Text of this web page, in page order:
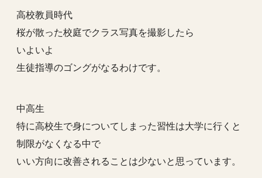
高校教員時代
桜が散った校庭でクラス写真を撮影したら
いよいよ
生徒指導のゴングがなるわけです。
中高生
特に高校生で身についてしまった習性は大学に行くと
制限がなくなる中で
いい方向に改善されることは少ないと思っています。